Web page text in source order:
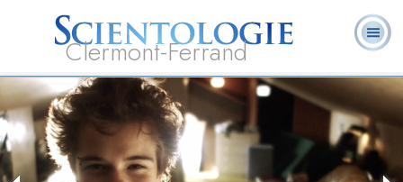
Clermont-Ferrand
L. Ron Hubbard
Qu’est-ce que la
Scientologie ?
Ministres
volontaires
Foire aux
questions
Livres